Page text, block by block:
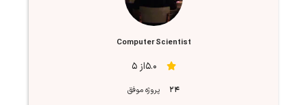
Computer Scientist
5.0از 5
24 پروژه موفق